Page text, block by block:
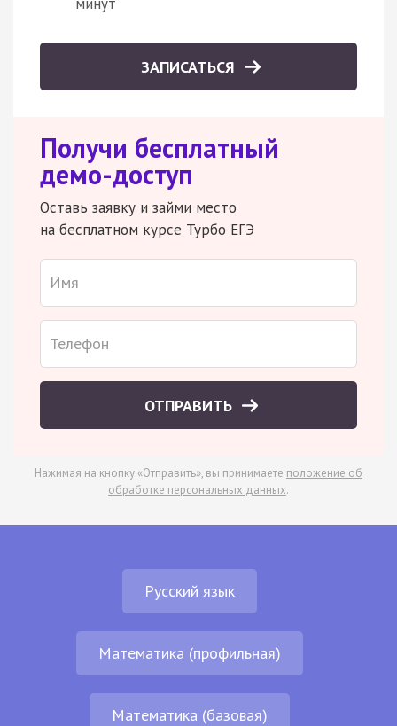
ЗАПИСАТЬСЯ
Получи бесплатный
демо-доступ
Оставь заявку и займи место
на бесплатном курсе Турбо ЕГЭ
ОТПРАВИТЬ
Нажимая на кнопку «Отправить», вы принимаете положение об
обработке персональных данных.
Русский язык
Математика (профильная)
Математика (базовая)